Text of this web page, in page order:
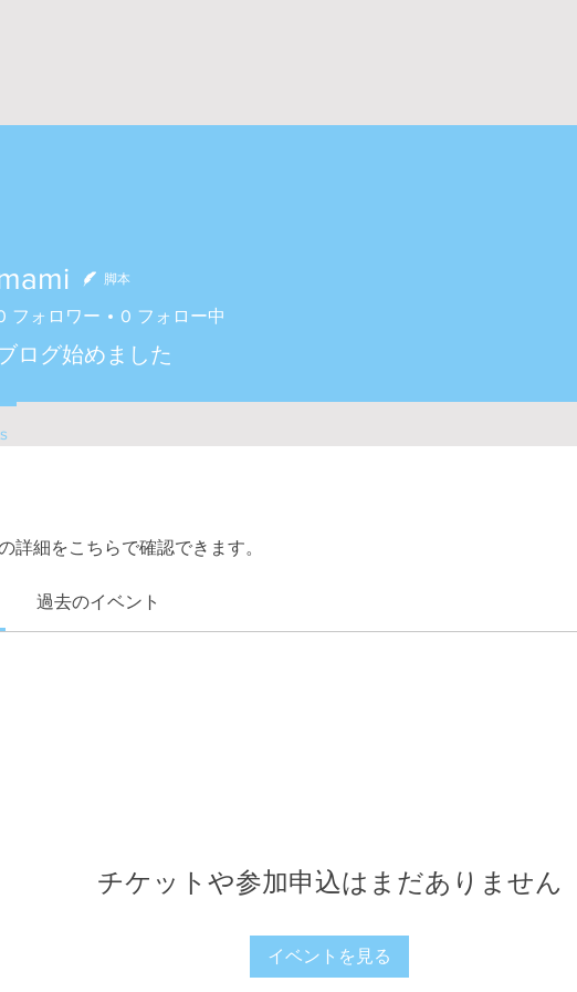
詳細をこちらで確認できます。
過去のイベント
チケットや参加申込はまだありません
イベントを見る
脚本
フォロワー 0 フォロー中
ログ始めました